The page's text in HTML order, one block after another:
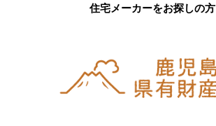
住宅メーカーをお探しの方